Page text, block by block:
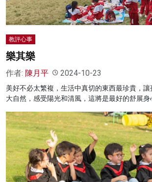
灼見活動
教評心事
樂其樂
作者: 陳月平 2024-10-23
美好不必太繁複，生活中真切的東西最珍貴，
大自然，感受陽光和清風，這將是最好的舒展身